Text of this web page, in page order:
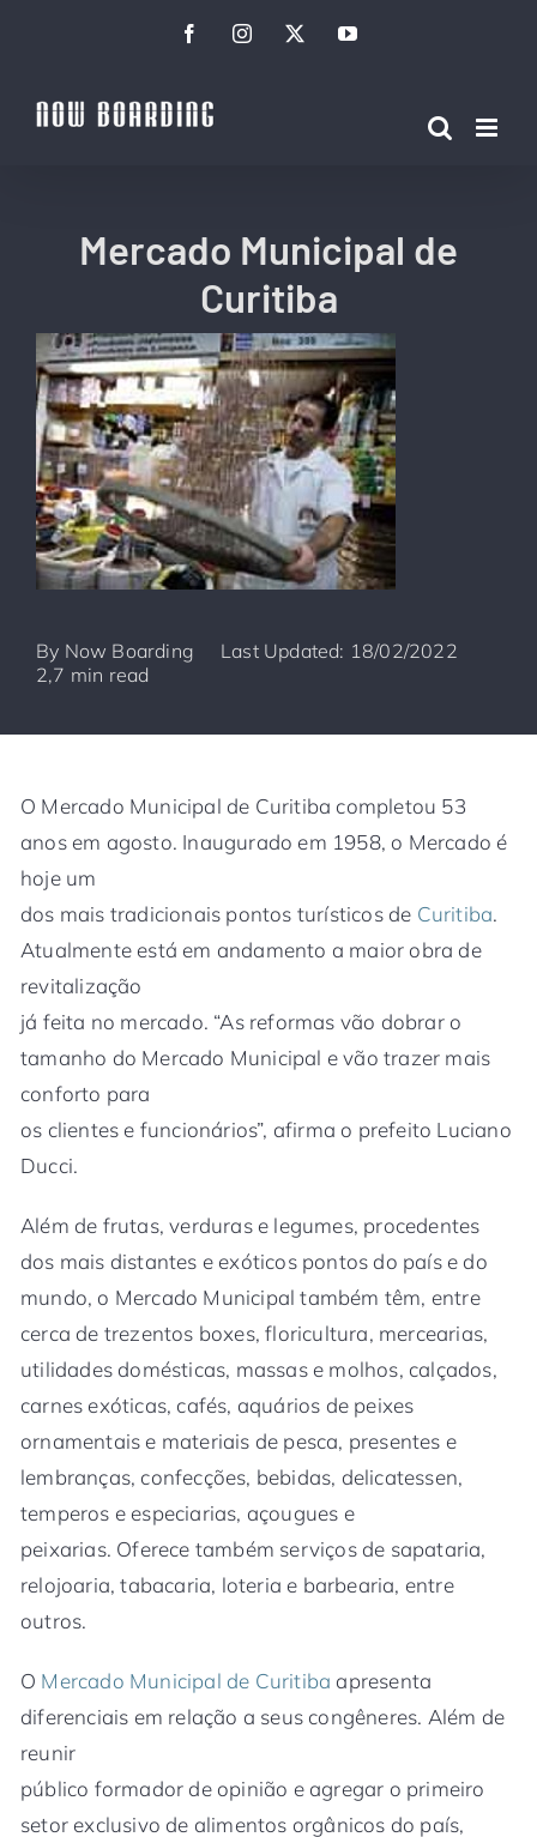
conteúdo
FacebookInstagramTwitterYouTube
Mercado Municipal de
Curitiba
By Now Boarding
Last Updated: 18/02/2022
2,7 min read
O Mercado Municipal de Curitiba completou 53
anos em agosto. Inaugurado em 1958, o Mercado é
hoje um
dos mais tradicionais pontos turísticos de Curitiba.
Atualmente está em andamento a maior obra de
revitalização
já feita no mercado. “As reformas vão dobrar o
tamanho do Mercado Municipal e vão trazer mais
conforto para
os clientes e funcionários”, afirma o prefeito Luciano
Ducci.
Além de frutas, verduras e legumes, procedentes
dos mais distantes e exóticos pontos do país e do
mundo, o Mercado Municipal também têm, entre
cerca de trezentos boxes, floricultura, mercearias,
utilidades domésticas, massas e molhos, calçados,
carnes exóticas, cafés, aquários de peixes
ornamentais e materiais de pesca, presentes e
lembranças, confecções, bebidas, delicatessen,
temperos e especiarias, açougues e
peixarias. Oferece também serviços de sapataria,
relojoaria, tabacaria, loteria e barbearia, entre
outros.
O Mercado Municipal de Curitiba apresenta
diferenciais em relação a seus congêneres. Além de
reunir
público formador de opinião e agregar o primeiro
setor exclusivo de alimentos orgânicos do país,